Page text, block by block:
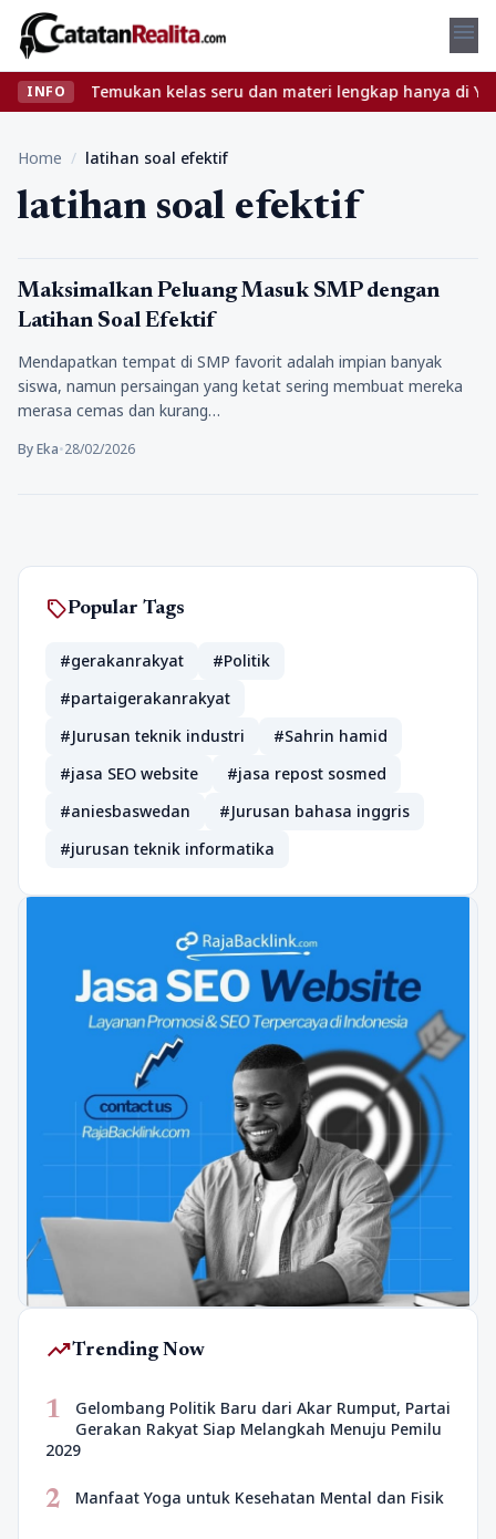
menu
INFO
ribet? Temukan kelas seru dan materi lengkap hanya di
Home / latihan soal efektif
latihan soal efektif
Pendidikan
Maksimalkan Peluang Masuk SMP dengan
Latihan Soal Efektif
Mendapatkan tempat di SMP favorit adalah impian banyak
siswa, namun persaingan yang ketat sering membuat mereka
merasa cemas dan kurang…
By Eka•28/02/2026
sellPopular Tags
#gerakanrakyat
#Politik
#partaigerakanrakyat
#Jurusan teknik industri
#Sahrin hamid
#jasa SEO website
#jasa repost sosmed
#aniesbaswedan
#Jurusan bahasa inggris
#jurusan teknik informatika
trending_upTrending Now
1
Gelombang Politik Baru dari Akar Rumput, Partai
Gerakan Rakyat Siap Melangkah Menuju Pemilu
2029
2 Manfaat Yoga untuk Kesehatan Mental dan Fisik